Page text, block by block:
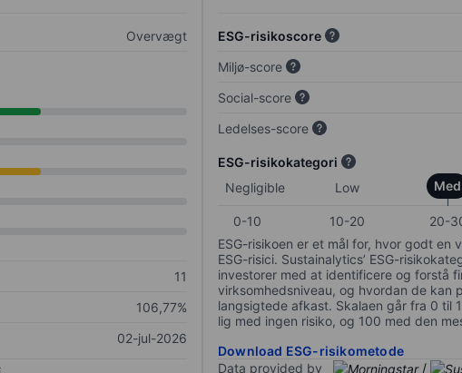
Overvægt
11
106,77%
02-jul-2026
ESG-risikoscore
Miljø-score
Social-score
Ledelses-score
ESG-risikokategori
Negligible
Low Med
0-10 10-20 20-
ESG-risikoen er et mål for, hvor godt
ESG-risici. Sustainalytics’ ESG-
investorer med at identificere og forstå
virksomhedsniveau, og hvordan de kan
langsigtede afkast. Skalaen går fra 0 til
lig med ingen risiko, og 100 med den
Download ESG-risikometode
Data provided by
/